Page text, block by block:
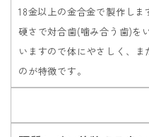
18金以上の金合金で製作し
硬さで対合歯(噛み合う歯)を
いますので体にやさしく、
のが特徴です。